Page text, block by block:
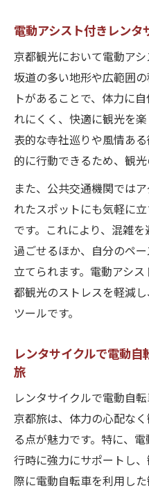
電動アシスト付きレン
京都観光において電動ア
坂道の多い地形や広範囲
トがあることで、体力に
れにくく、快適に観光を
表的な寺社巡りや風情あ
的に行動できるため、観光
また、公共交通機関では
れたスポットにも気軽に
です。これにより、混雑
過ごせるほか、自分のペ
立てられます。電動アシ
都観光のストレスを軽減
ツールです。
レンタサイクルで電動
旅
レンタサイクルで電動自
京都旅は、体力の心配な
る点が魅力です。特に、
行時に強力にサポートし
際に電動自転車を利用し